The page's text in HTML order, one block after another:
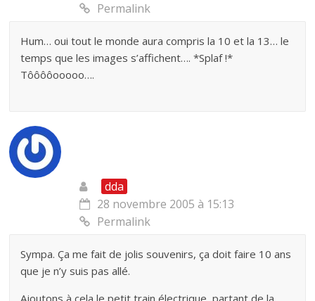
Permalink
Hum… oui tout le monde aura compris la 10 et la 13… le
temps que les images s’affichent…. *Splaf !*
Tôôôôooooo….
dda
28 novembre 2005 à 15:13
Permalink
Sympa. Ça me fait de jolis souvenirs, ça doit faire 10 ans
que je n’y suis pas allé.